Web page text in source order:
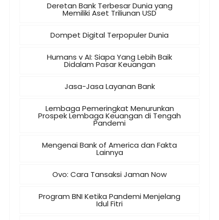
Deretan Bank Terbesar Dunia yang
Memiliki Aset Triliunan USD
Dompet Digital Terpopuler Dunia
Humans v AI: Siapa Yang Lebih Baik
Didalam Pasar Keuangan
Jasa-Jasa Layanan Bank
Lembaga Pemeringkat Menurunkan
Prospek Lembaga Keuangan di Tengah
Pandemi
Mengenai Bank of America dan Fakta
Lainnya
Ovo: Cara Tansaksi Jaman Now
Program BNI Ketika Pandemi Menjelang
Idul Fitri